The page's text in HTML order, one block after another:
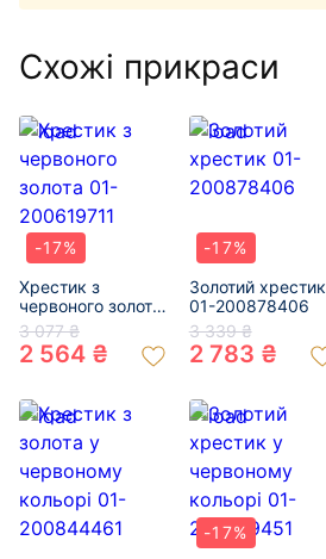
Схожі прикраси
-17%
Хрестик з
червоного золота
01-200619711
3 077 ₴
2 564 ₴
-17%
Золотий хрестик
01-200878406
3 339 ₴
2 783 ₴
-17%